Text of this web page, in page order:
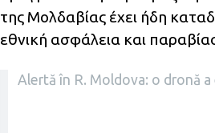
της Μολδαβίας έχει ήδη
εθνική ασφάλεια και
Alertă în R. Moldova: o dronă